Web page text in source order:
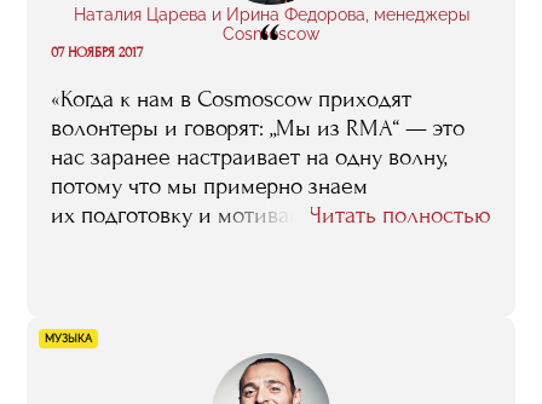
Наталия Царева и Ирина Федорова, менеджеры
Cosmoscow
“
07 НОЯБРЯ 2017
«Когда к нам в Cosmoscow приходят
волонтеры и говорят: „Мы из RMA“ — это
нас заранее настраивает на одну волну,
потому что мы примерно знаем
их подготовку и мотивацию. К тем, кто
профессиональная тусовка, которая очень
сильно помогает и облегчает жизнь
по многим вопросам».
Читать полностью
МУЗЫКА